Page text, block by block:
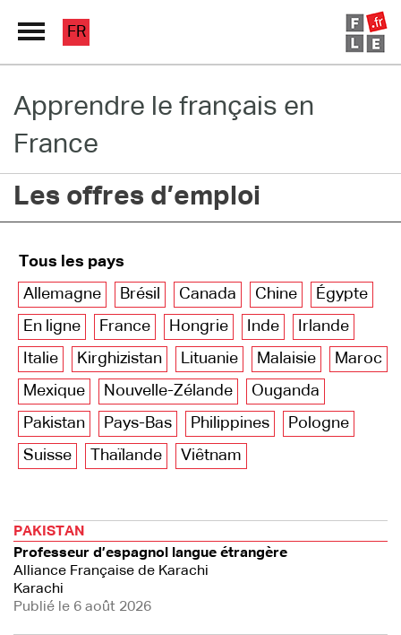
Grand Répertoire
Immersion France
Le français en ligne
FR
Apprendre le français en
France
Les offres d’emploi
Tous les pays
Allemagne
Brésil Canada Chine
Égypte
En ligne
France Hongrie Inde
Irlande
Italie
Kirghizistan Lituanie Malaisie
Maroc
Mexique
Nouvelle-Zélande
Ouganda
Pakistan
Pays-Bas Philippines
Pologne
Suisse
Thaïlande Viêtnam
PAKISTAN
Professeur d’espagnol langue étrangère
Alliance Française de Karachi
Karachi
Publié le 6 août 2026